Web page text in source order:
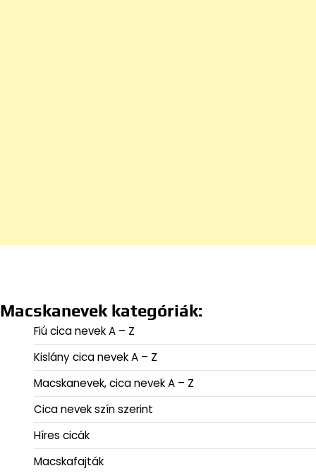
Macskanevek kategóriák:
Fiú cica nevek A – Z
Kislány cica nevek A – Z
Macskanevek, cica nevek A – Z
Cica nevek szín szerint
Híres cicák
Macskafajták